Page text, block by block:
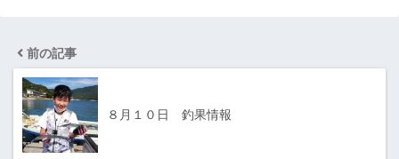
前の記事
８月１０日 釣果情報